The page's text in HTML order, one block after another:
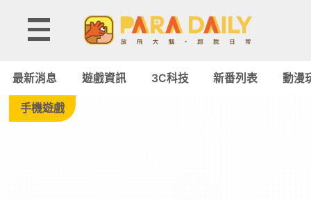
Tag:
-
最新消息 遊戲資訊 3C科技 新番列表 動漫
手機遊戲